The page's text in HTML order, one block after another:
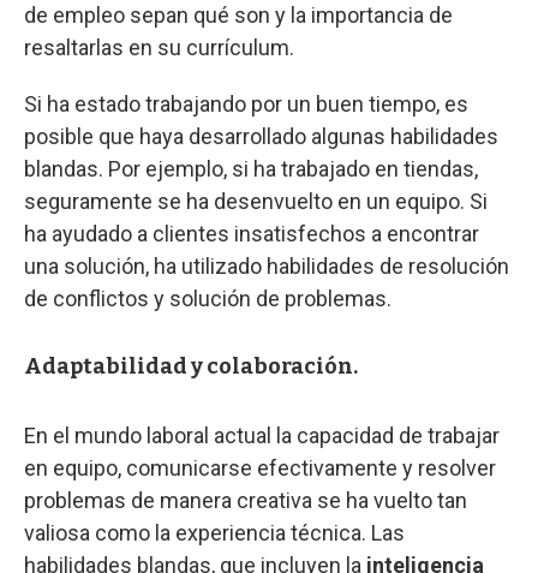
de empleo sepan qué son y la importancia de
resaltarlas en su currículum.
Si ha estado trabajando por un buen tiempo, es
posible que haya desarrollado algunas habilidades
blandas. Por ejemplo, si ha trabajado en tiendas,
seguramente se ha desenvuelto en un equipo. Si
ha ayudado a clientes insatisfechos a encontrar
una solución, ha utilizado habilidades de resolución
de conflictos y solución de problemas.
Adaptabilidad y colaboración.
En el mundo laboral actual la capacidad de trabajar
en equipo, comunicarse efectivamente y resolver
problemas de manera creativa se ha vuelto tan
valiosa como la experiencia técnica. Las
habilidades blandas, que incluyen la inteligencia